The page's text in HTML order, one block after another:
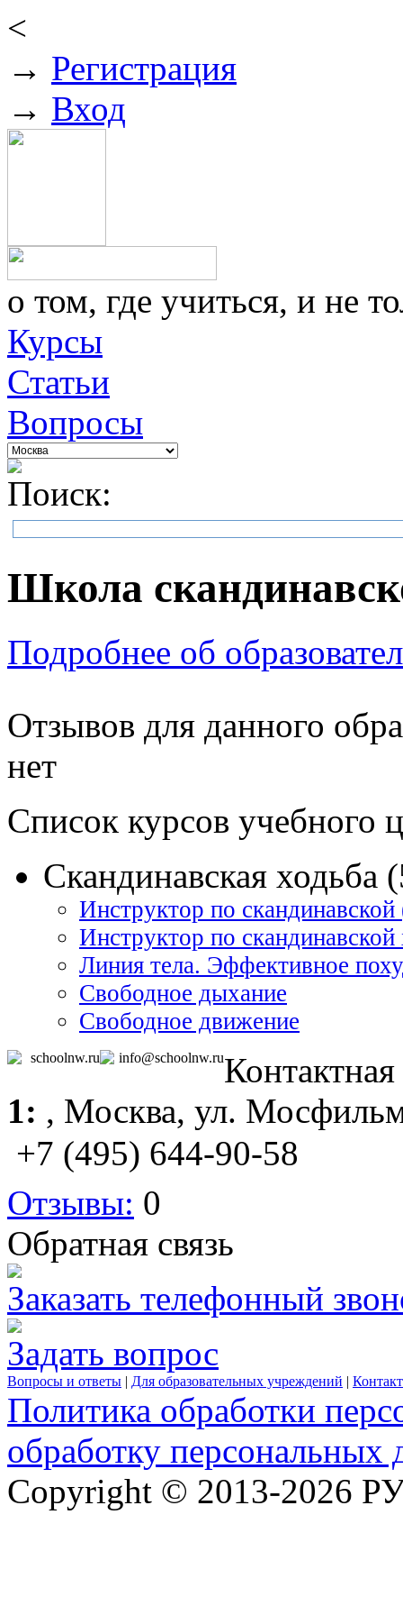
<
→ Регистрация
→ Вход
о том, где учиться, и не
Курсы
Статьи
Вопросы
Поиск:
Школа
Подробнее об
Отзывов для данного
нет
Список курсов учебного
Скандинавская ходьба
Инструктор по
Инструктор по
Линия тела. Эффективное
Свободное дыхание
Свободное движение
schoolnw.ru info@schoolnw.ru
1: , Москва, ул.
+7 (495) 644-90-58
Отзывы: 0
Обратная связь
Заказать телефонный
Задать вопрос
Вопросы и ответы | Для образовательных учреждений |
Политика обработки
обработку персональных
Copyright © 2013-2026